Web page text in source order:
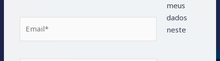
meus
dados
neste